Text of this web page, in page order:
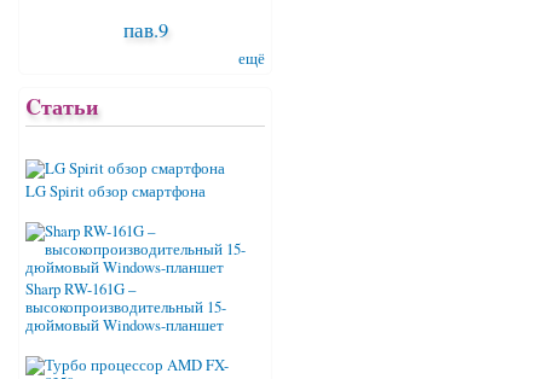
пав.9
ещё
Cтатьи
LG Spirit обзор смартфона
Sharp RW-161G –
высокопроизводительный 15-
дюймовый Windows-планшет